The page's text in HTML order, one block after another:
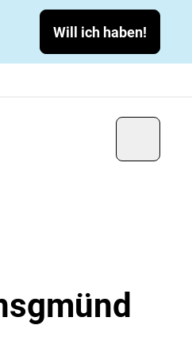
Will ich haben!